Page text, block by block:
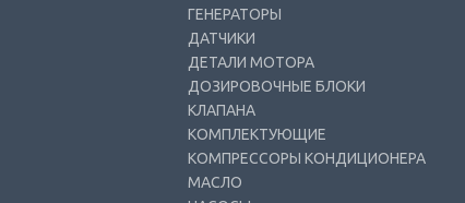
ГЕНЕРАТОРЫ
ДАТЧИКИ
ДЕТАЛИ МОТОРА
ДОЗИРОВОЧНЫЕ БЛОКИ
КЛАПАНА
КОМПЛЕКТУЮЩИЕ
КОМПРЕССОРЫ КОНДИЦИОНЕРА
МАСЛО